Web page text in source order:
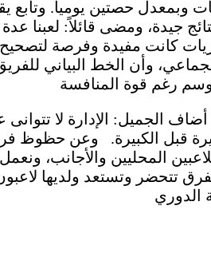
حصتين يومياً. وتابع
جيدة، ومضى قائلاً: لعبنا عدة
كانت مفيدة وفرصة
وأن الخط البياني
الجميل: الإدارة لا
قبل الكبيرة. وعن حظوظ
المحليين والأجانب،
تتحضر وتستعد ولديها